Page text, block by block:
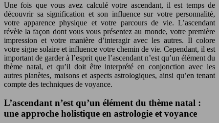
Une fois que vous avez calculé votre ascendant, il est temps de
découvrir sa signification et son influence sur votre personnalité,
votre apparence physique et votre parcours de vie. L’ascendant
révèle la façon dont vous vous présentez au monde, votre première
impression et votre manière d’interagir avec les autres. Il colore
votre signe solaire et influence votre chemin de vie. Cependant, il est
important de garder à l’esprit que l’ascendant n’est qu’un élément du
thème natal, et qu’il doit être interprété en conjonction avec les
autres planètes, maisons et aspects astrologiques, ainsi qu’en tenant
compte des techniques de voyance.
L’ascendant n’est qu’un élément du thème natal :
une approche holistique en astrologie et voyance